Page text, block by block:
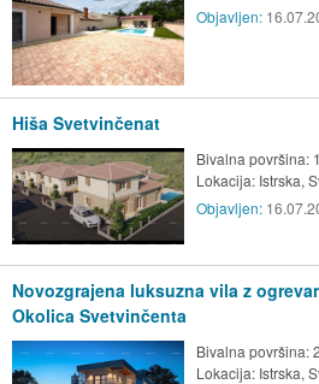
Objavljen:
Hiša Svetvinčenat
Bivalna površina:
Lokacija: Istrska,
Objavljen:
Novozgrajena luksuzna vila z
Okolica Svetvinčenta
Bivalna površina:
Lokacija: Istrska,